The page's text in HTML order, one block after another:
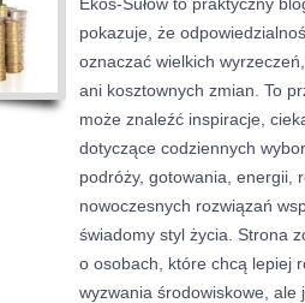
pokazuje, że
oznaczać wielkich
ani kosztownych zmian. To
może znaleźć inspiracje,
dotyczące codziennych
podróży, gotowania, energii,
nowoczesnych rozwiązań
świadomy styl życia. Strona
o osobach, które chcą lepiej
wyzwania środowiskowe, ale